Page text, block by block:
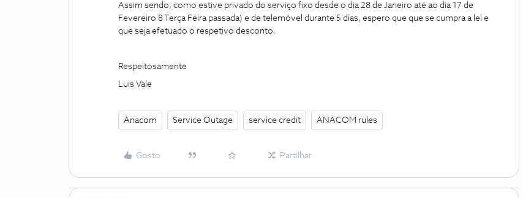
Assim sendo, como estive privado do serviço fixo desde o dia 28 de Janeiro até ao dia 17 de
Fevereiro 8 Terça Feira passada) e de telemóvel durante 5 dias, espero que que se cumpra a lei e
que seja efetuado o respetivo desconto.
Respeitosamente
Luis Vale
Anacom Service Outage service credit ANACOM rules
Gosto Partilhar